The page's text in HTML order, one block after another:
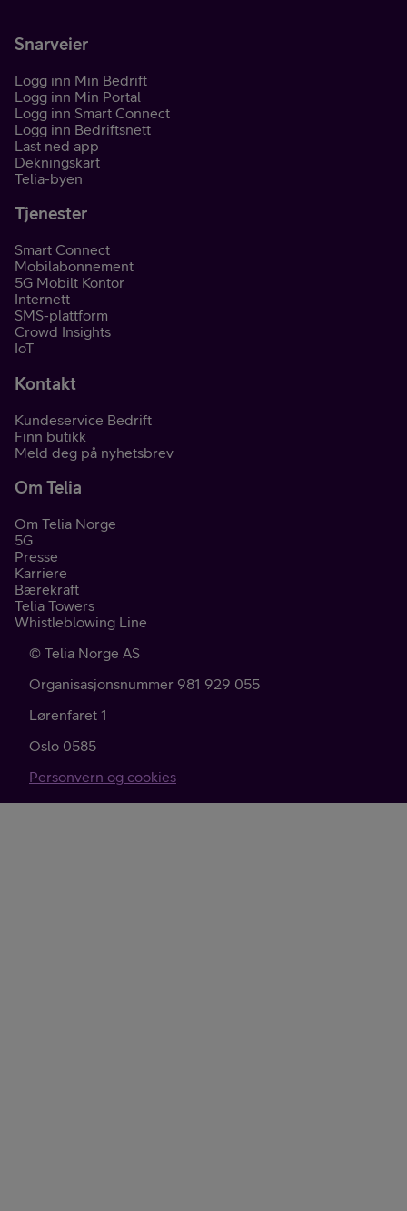
Snarveier
Logg inn Min Bedrift
Logg inn Min Portal
Logg inn Smart Connect
Logg inn Bedriftsnett
Last ned app
Dekningskart
Telia-byen
Tjenester
Smart Connect
Mobilabonnement
5G Mobilt Kontor
Internett
SMS-plattform
Crowd Insights
IoT
Kontakt
Kundeservice Bedrift
Finn butikk
Meld deg på nyhetsbrev
Om Telia
Om Telia Norge
5G
Presse
Karriere
Bærekraft
Telia Towers
Whistleblowing Line
© Telia Norge AS
Organisasjonsnummer 981 929 055
Lørenfaret 1
Oslo 0585
Personvern og cookies